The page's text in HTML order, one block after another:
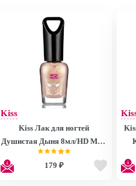
Kiss
Kiss Лак для ногтей
Душистая Дыня 8мл/HD Mini
Nail Polish MNP27
179 ₽